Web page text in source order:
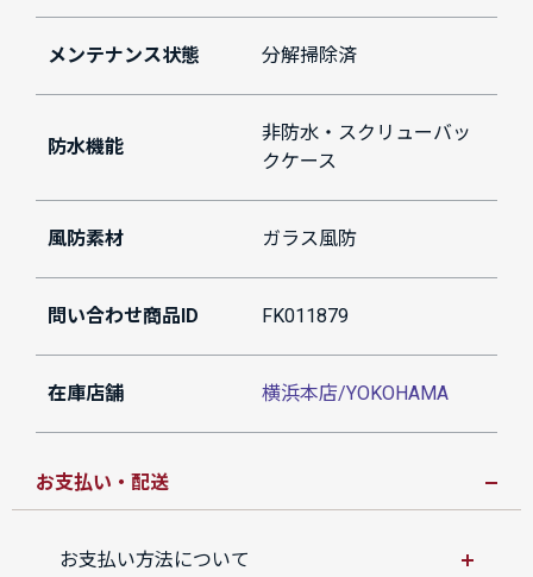
メンテナンス状態 分解掃除済
防水機能
非防水・スクリューバッ
クケース
風防素材 ガラス風防
問い合わせ商品ID FK011879
在庫店舗 横浜本店/YOKOHAMA
お支払い・配送
お支払い方法について